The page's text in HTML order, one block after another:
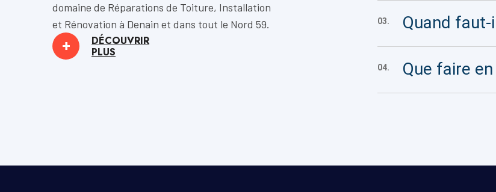
domaine de Réparations de Toiture, Installation
et Rénovation à Denain et dans tout le Nord 59.
+
DÉCOUVRIR
PLUS
03. Quand
04. Que faire